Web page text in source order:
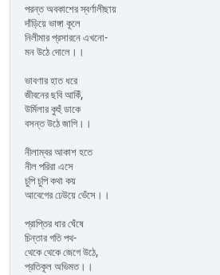
পরন্ত অবকাশের স্বর্ণালীছায়
দাঁড়িয়ে ভাঙ্গা কূলে
নিলীমার প্রসারনে এখনো-
মন উঠে দোলে।।
ভাবণার হাত ধরে
জীবনের ছবি আকিঁ,
উর্মিলার কুহুঁ ডাকে
বসন্ত উঠে জাগি।।
নীলাম্বর আকাশ হতে
নীল পরিরা এসে
চুপি চুপি কথা কয়
আবেগের ঢেউয়ে ভেঁসে।।
প্রাপ্তির ধার ঘেঁষে
চিন্তার গতি পথ-
থেকে থেকে জেগে উঠে,
প্রতিকূল অভিমত।।